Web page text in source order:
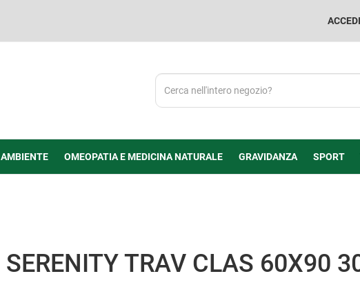
ACCEDI
Cerca
Prodotto
AMBIENTE OMEOPATIA E MEDICINA NATURALE GRAVIDANZA SPORT
SERENITY TRAV CLAS 60X90